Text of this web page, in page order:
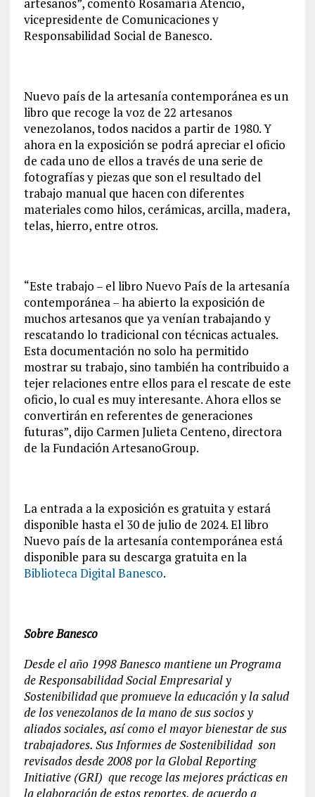
vicepresidente de Comunicaciones y
Responsabilidad Social de Banesco.
Nuevo país de la artesanía contemporánea es un
libro que recoge la voz de 22 artesanos
venezolanos, todos nacidos a partir de 1980. Y
ahora en la exposición se podrá apreciar el oficio
de cada uno de ellos a través de una serie de
fotografías y piezas que son el resultado del
trabajo manual que hacen con diferentes
materiales como hilos, cerámicas, arcilla, madera,
telas, hierro, entre otros.
“Este trabajo – el libro Nuevo País de la artesanía
contemporánea – ha abierto la exposición de
muchos artesanos que ya venían trabajando y
rescatando lo tradicional con técnicas actuales.
Esta documentación no solo ha permitido
mostrar su trabajo, sino también ha contribuido a
tejer relaciones entre ellos para el rescate de este
oficio, lo cual es muy interesante. Ahora ellos se
convertirán en referentes de generaciones
futuras”, dijo Carmen Julieta Centeno, directora
de la Fundación ArtesanoGroup.
La entrada a la exposición es gratuita y estará
disponible hasta el 30 de julio de 2024. El libro
Nuevo país de la artesanía contemporánea está
disponible para su descarga gratuita en la
Biblioteca Digital Banesco.
Sobre Banesco
Desde el año 1998 Banesco mantiene un Programa
de Responsabilidad Social Empresarial y
Sostenibilidad que promueve la educación y la salud
de los venezolanos de la mano de sus socios y
aliados sociales, así como el mayor bienestar de sus
trabajadores. Sus Informes de Sostenibilidad son
revisados desde 2008 por la Global Reporting
Initiative (GRI) que recoge las mejores prácticas en
la elaboración de estos reportes, de acuerdo a